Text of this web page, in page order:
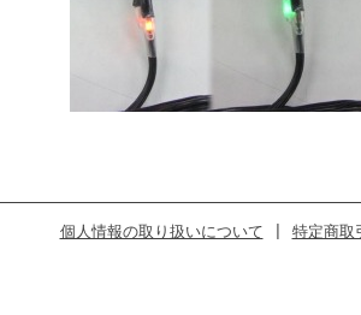
個人情報の取り扱いについて 特定商取